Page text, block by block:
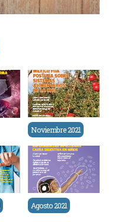
Noviembre 2021
Agosto 2021